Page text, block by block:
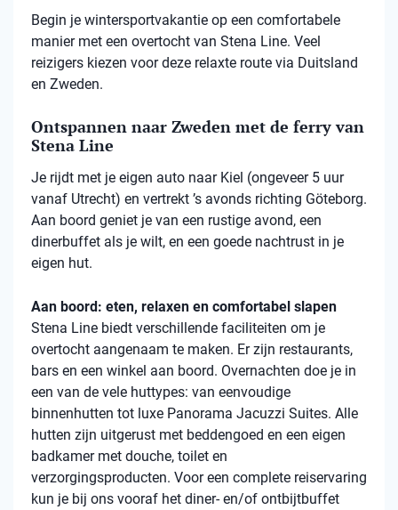
Begin je wintersportvakantie op een comfortabele
manier met een overtocht van Stena Line. Veel
reizigers kiezen voor deze relaxte route via Duitsland
en Zweden.
Ontspannen naar Zweden met de ferry van
Stena Line
Je rijdt met je eigen auto naar Kiel (ongeveer 5 uur
vanaf Utrecht) en vertrekt ’s avonds richting Göteborg.
Aan boord geniet je van een rustige avond, een
dinerbuffet als je wilt, en een goede nachtrust in je
eigen hut.
Aan boord: eten, relaxen en comfortabel slapen
Stena Line biedt verschillende faciliteiten om je
overtocht aangenaam te maken. Er zijn restaurants,
bars en een winkel aan boord. Overnachten doe je in
een van de vele huttypes: van eenvoudige
binnenhutten tot luxe Panorama Jacuzzi Suites. Alle
hutten zijn uitgerust met beddengoed en een eigen
badkamer met douche, toilet en
verzorgingsproducten. Voor een complete reiservaring
kun je bij ons vooraf het diner- en/of ontbijtbuffet